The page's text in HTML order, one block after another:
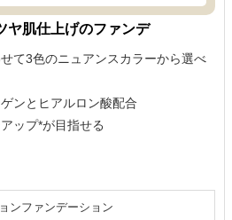
ヤ肌仕上げのファンデ
て3色のニュアンスカラーから選べ
ンとヒアルロン酸配合
ップ*が目指せる
ンファンデーション